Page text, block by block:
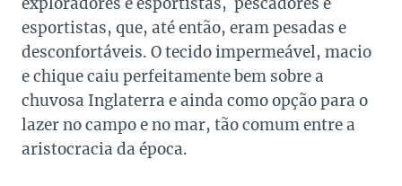
esportistas, que, até então, eram pesadas e
desconfortáveis. O tecido impermeável, macio
e chique caiu perfeitamente bem sobre a
chuvosa Inglaterra e ainda como opção para o
lazer no campo e no mar, tão comum entre a
aristocracia da época.